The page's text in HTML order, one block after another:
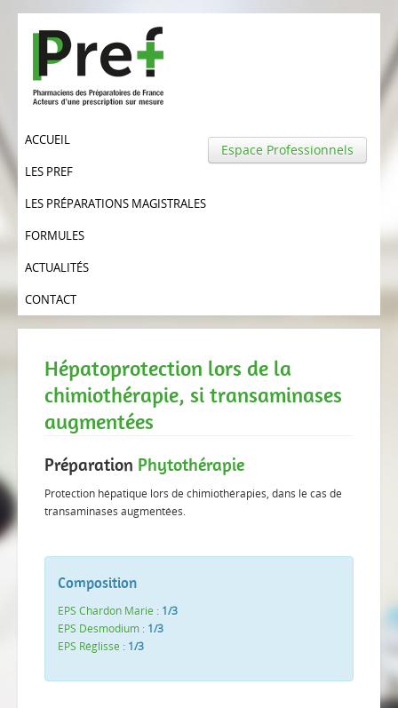
Espace Professionnels
ACCUEIL
LES PREF
LES PRÉPARATIONS MAGISTRALES
FORMULES
ACTUALITÉS
CONTACT
Hépatoprotection lors de la
chimiothérapie, si transaminases
augmentées
Préparation Phytothérapie
Protection hépatique lors de chimiothérapies, dans le cas de
transaminases augmentées.
Composition
EPS Chardon Marie : 1/3
EPS Desmodium : 1/3
EPS Réglisse : 1/3